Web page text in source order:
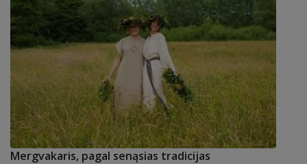
Mergvakaris, pagal senąsias tradicijas